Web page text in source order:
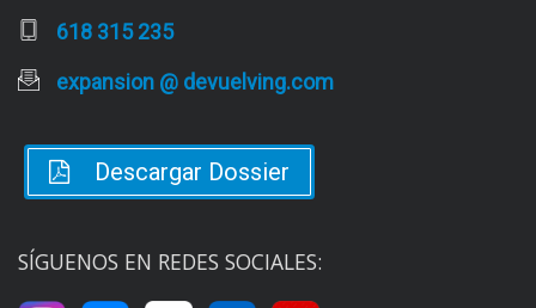
618 315 235
expansion @ devuelving.com
Descargar Dossier
SÍGUENOS EN REDES SOCIALES: